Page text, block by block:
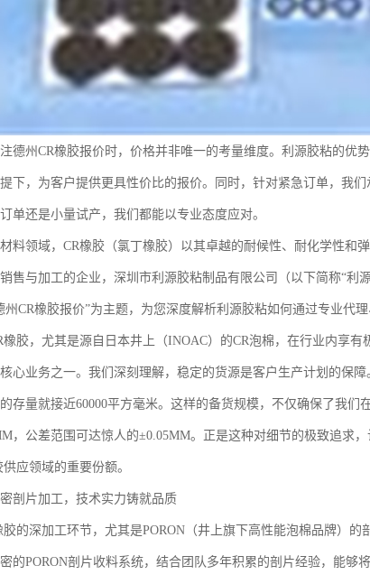
德州CR橡胶报价时，价格并非唯一的考量维度。利源胶粘的优
下，为客户提供更具性价比的报价。同时，针对紧急订单，我
单还是小量试产，我们都能以专业态度应对。
料领域，CR橡胶（氯丁橡胶）以其卓越的耐候性、耐化学性
售与加工的企业，深圳市利源胶粘制品有限公司（以下简称“利
州CR橡胶报价”为主题，为您深度解析利源胶粘如何通过专业代
橡胶，尤其是源自日本井上（INOAC）的CR泡棉，在行业内享
心业务之一。我们深刻理解，稳定的货源是客户生产计划的保
存量就接近60000平方毫米。这样的备货规模，不仅确保了我
，公差范围可达惊人的±0.05MM。正是这种对细节的极致追求
供应领域的重要份额。
剖片加工，技术实力铸就品质
胶的深加工环节，尤其是PORON（井上旗下高性能泡棉品牌）
的PORON剖片收料系统，结合团队多年积累的剖片经验，能够